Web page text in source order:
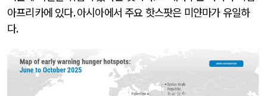
아프리카에 있다.아시아에서 주요 핫스팟은 미얀마가 유일하
다.